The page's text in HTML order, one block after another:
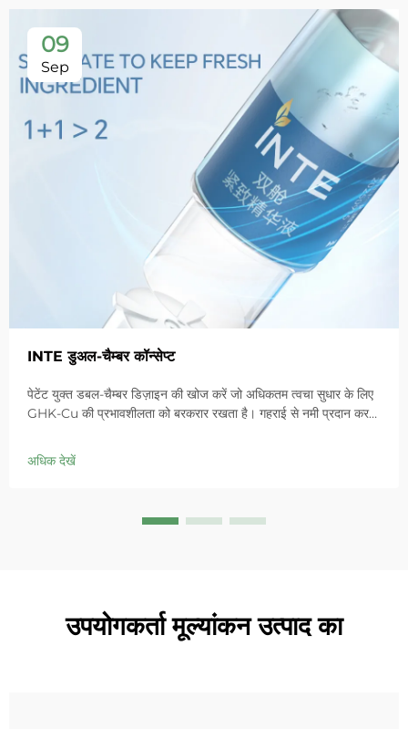
09
Sep
INTE डुअल-चैम्बर कॉन्सेप्ट
पेटेंट युक्त डबल-चैम्बर डिज़ाइन की खोज करें जो अधिकतम त्वचा सुधार के लिए
GHK-Cu की प्रभावशीलता को बरकरार रखता है। गहराई से नमी प्रदान करता
आज ही 'स्मॉल ब्लू चैम्बर' समाधान आजमाएं।
अधिक देखें
उपयोगकर्ता मूल्यांकन उत्पाद का